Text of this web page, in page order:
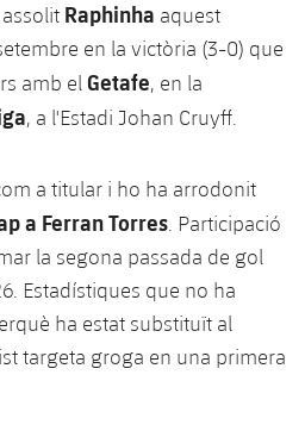
Raphinha aquest
en la victòria (3-0) que
amb el Getafe, en la
, a l'Estadi Johan Cruyff.
a titular i ho ha arrodonit
a Ferran Torres . Participació
la segona passada de gol
Estadístiques que no ha
ha estat substituït al
targeta groga en una primera